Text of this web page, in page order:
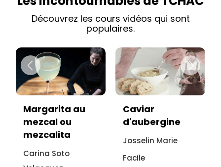
Découvrez les cours vidéos qui sont
populaires.
Caviar
d'aubergine
Josselin Marie
Facile
Vitello tonnato
sans viande :
recette
italienne à
l'aubergine